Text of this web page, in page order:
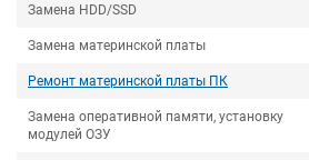
Замена HDD/SSD
Замена материнской платы
Ремонт материнской платы ПК
Замена оперативной памяти, установку
модулей ОЗУ